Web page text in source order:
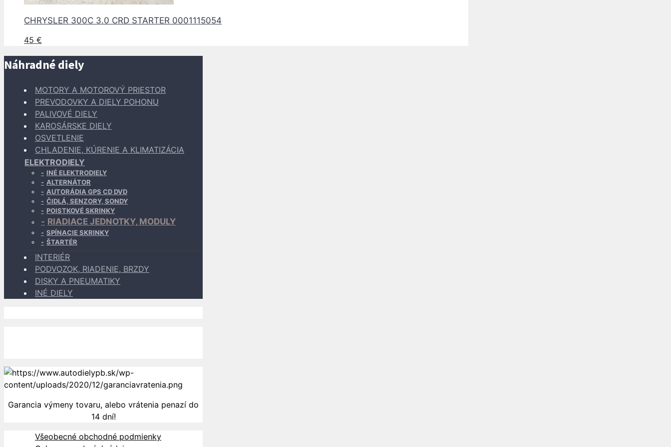
CHRYSLER 300C 3.0 CRD STARTER 0001115054
45 €
Náhradné diely
MOTORY A MOTOROVÝ PRIESTOR
PREVODOVKY A DIELY POHONU
PALIVOVÉ DIELY
KAROSÁRSKE DIELY
OSVETLENIE
CHLADENIE, KÚRENIE A KLIMATIZÁCIA
ELEKTRODIELY
INÉ ELEKTRODIELY
ALTERNÁTOR
AUTORÁDIA GPS CD DVD
ČIDLÁ, SENZORY, SONDY
POISTKOVÉ SKRINKY
RIADIACE JEDNOTKY, MODULY
SPÍNACIE SKRINKY
ŠTARTÉR
INTERIÉR
PODVOZOK, RIADENIE, BRZDY
DISKY A PNEUMATIKY
INÉ DIELY
Garancia výmeny tovaru, alebo vrátenia penazí do
14 dní!
Všeobecné obchodné podmienky